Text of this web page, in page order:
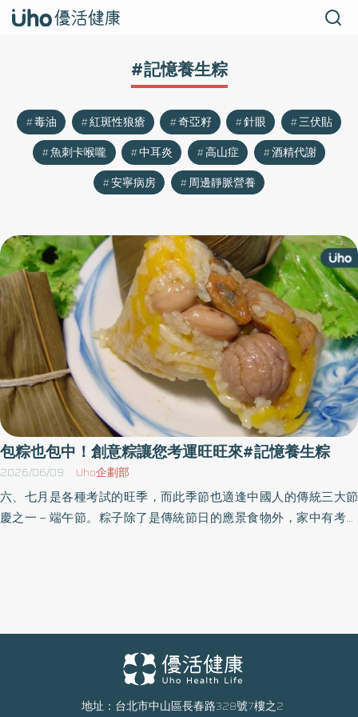
#記憶養生粽
毒油 紅斑性狼瘡 奇亞籽 針眼
三伏貼
魚刺卡喉嚨
中耳炎 高山症
酒精代謝
安寧病房
周邊靜脈營養
包粽也包中！創意粽讓您考運旺旺來#記憶養生粽
2026/06/09 Uho企劃部
六、七月是各種考試的旺季，而此季節也適逢中國人的傳統三大節
慶之一－端午節。粽子除了是傳統節日的應景食物外，家中有考生
黃素(Lutein)的食物，可以改善視網膜黃斑區的老化，建議每人每天
約要攝取6毫克的葉黃素(相當於一大碗生菠菜=1/3碗熟菠菜)。胡蘿
蔔、南瓜、蕃薯、甘藍等，也是不錯的選擇；另外，富含維他命C及
地址：台北市中山區長春路328號7樓之2